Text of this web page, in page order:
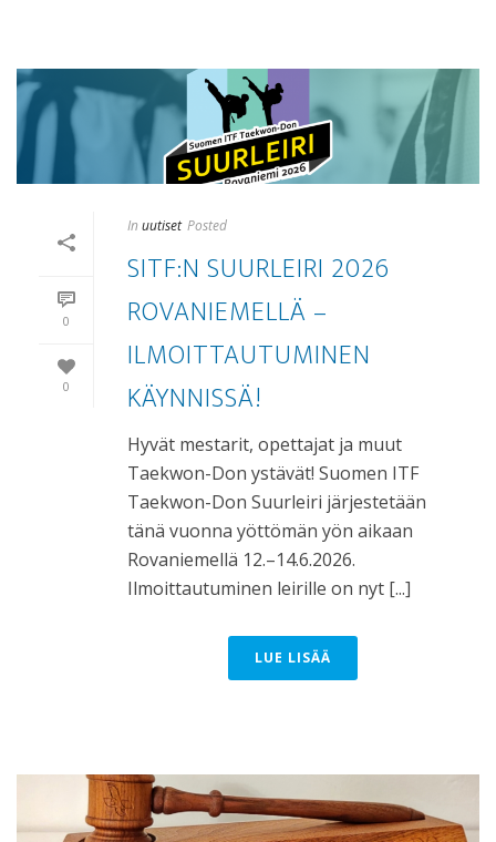
0
0
In uutiset Posted
SITF:N SUURLEIRI 2026
ROVANIEMELLÄ –
ILMOITTAUTUMINEN
KÄYNNISSÄ!
Hyvät mestarit, opettajat ja muut
Taekwon-Don ystävät! Suomen ITF
Taekwon-Don Suurleiri järjestetään
tänä vuonna yöttömän yön aikaan
Rovaniemellä 12.–14.6.2026.
Ilmoittautuminen leirille on nyt [...]
LUE LISÄÄ